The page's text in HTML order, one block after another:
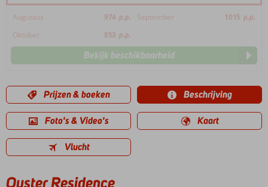
Augustus 974 p.p. September 1015 p.p.
Oktober
853 p.p.
Bekijk beschikbaarheid
Prijzen & boeken Beschrijving
Foto's & Video's Kaart
Vlucht
Oyster Residence